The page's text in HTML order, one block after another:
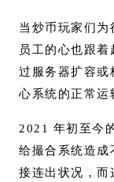
当炒币玩家们为
员工的心也跟
过服务器扩容或
心系统的正常运
2021 年初至今
给撮合系统造成
接连出状况，而